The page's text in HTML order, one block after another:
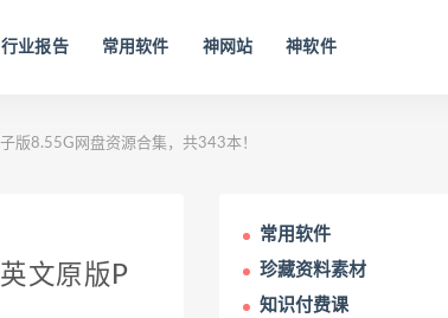
行业报告 常用软件 神网站 神软件
版8.55G网盘资源合集，共343本！
文原版P
常用软件
珍藏资料素材
知识付费课